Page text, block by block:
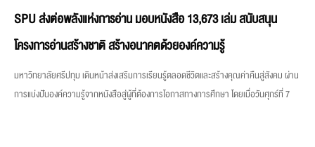
SPU ส่งต่อพลังแห่งการอ่าน มอบหนังสือ 13,673 เล่ม สนับสนุน
โครงการอ่านสร้างชาติ สร้างอนาคตด้วยองค์ความรู้
มหาวิทยาลัยศรีปทุม เดินหน้าส่งเสริมการเรียนรู้ตลอดชีวิตและสร้างคุณค่าคืนสู่สังคม ผ่าน
การแบ่งปันองค์ความรู้จากหนังสือสู่ผู้ที่ต้องการโอกาสทางการศึกษา โดยเมื่อวันศุกร์ที่ 7